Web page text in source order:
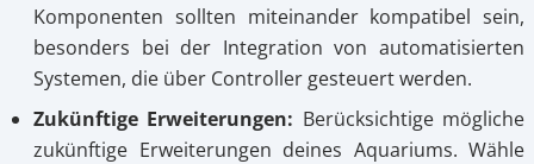
Komponenten sollten miteinander kompatibel sein,
besonders bei der Integration von automatisierten
Systemen, die über Controller gesteuert werden.
Zukünftige Erweiterungen: Berücksichtige mögliche
zukünftige Erweiterungen deines Aquariums. Wähle